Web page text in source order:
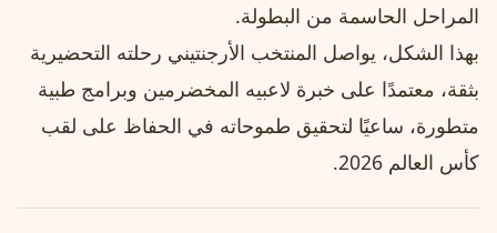
المراحل الحاسمة من البطولة.
بهذا الشكل، يواصل المنتخب الأرجنتيني رحلته التحضيرية
بثقة، معتمدًا على خبرة لاعبيه المخضرمين وبرامج طبية
متطورة، ساعيًا لتحقيق طموحاته في الحفاظ على لقب
كأس العالم 2026.